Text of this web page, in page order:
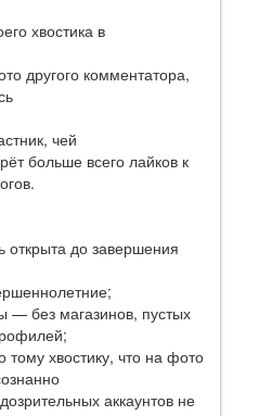
хвостика в
другого комментатора,
чей
больше всего лайков к
открыта до завершения
— без магазинов, пустых
тому хвостику, что на фото
аккаунтов не